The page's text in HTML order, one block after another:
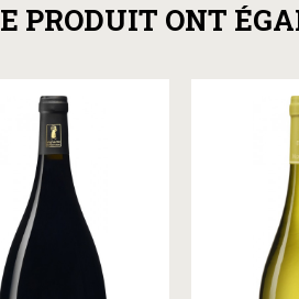
PRODUIT ONT